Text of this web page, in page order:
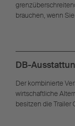
brauchen, wenn
DB-
Der kombinierte
wirtschaftliche
besitzen die Trailer